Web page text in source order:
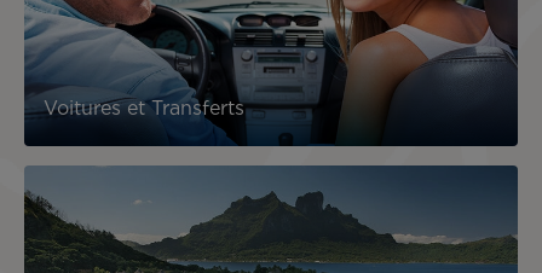
Voitures et Transferts